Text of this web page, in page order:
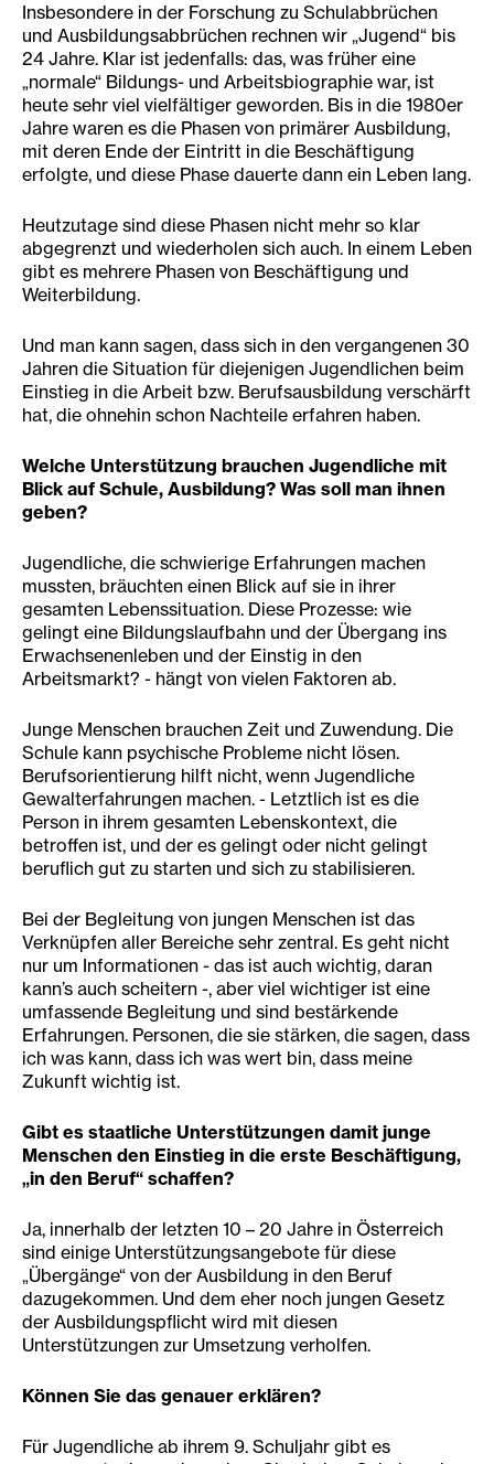
Insbesondere in der Forschung zu Schulabbrüchen
und Ausbildungsabbrüchen rechnen wir „Jugend“ bis
24 Jahre. Klar ist jedenfalls: das, was früher eine
„normale“ Bildungs- und Arbeitsbiographie war, ist
heute sehr viel vielfältiger geworden. Bis in die 1980er
Jahre waren es die Phasen von primärer Ausbildung,
mit deren Ende der Eintritt in die Beschäftigung
erfolgte, und diese Phase dauerte dann ein Leben lang.
Heutzutage sind diese Phasen nicht mehr so klar
abgegrenzt und wiederholen sich auch. In einem Leben
gibt es mehrere Phasen von Beschäftigung und
Weiterbildung.
Und man kann sagen, dass sich in den vergangenen 30
Jahren die Situation für diejenigen Jugendlichen beim
Einstieg in die Arbeit bzw. Berufsausbildung verschärft
hat, die ohnehin schon Nachteile erfahren haben.
Welche Unterstützung brauchen Jugendliche mit
Blick auf Schule, Ausbildung? Was soll man ihnen
geben?
Jugendliche, die schwierige Erfahrungen machen
mussten, bräuchten einen Blick auf sie in ihrer
gesamten Lebenssituation. Diese Prozesse: wie
gelingt eine Bildungslaufbahn und der Übergang ins
Erwachsenenleben und der Einstig in den
Arbeitsmarkt? - hängt von vielen Faktoren ab.
Junge Menschen brauchen Zeit und Zuwendung. Die
Schule kann psychische Probleme nicht lösen.
Berufsorientierung hilft nicht, wenn Jugendliche
Gewalterfahrungen machen. - Letztlich ist es die
Person in ihrem gesamten Lebenskontext, die
betroffen ist, und der es gelingt oder nicht gelingt
beruflich gut zu starten und sich zu stabilisieren.
Bei der Begleitung von jungen Menschen ist das
Verknüpfen aller Bereiche sehr zentral. Es geht nicht
nur um Informationen - das ist auch wichtig, daran
kann’s auch scheitern -, aber viel wichtiger ist eine
umfassende Begleitung und sind bestärkende
Erfahrungen. Personen, die sie stärken, die sagen, dass
ich was kann, dass ich was wert bin, dass meine
Zukunft wichtig ist.
Gibt es staatliche Unterstützungen damit junge
Menschen den Einstieg in die erste Beschäftigung,
„in den Beruf“ schaffen?
Ja, innerhalb der letzten 10 – 20 Jahre in Österreich
sind einige Unterstützungsangebote für diese
„Übergänge“ von der Ausbildung in den Beruf
dazugekommen. Und dem eher noch jungen Gesetz
der Ausbildungspflicht wird mit diesen
Unterstützungen zur Umsetzung verholfen.
Können Sie das genauer erklären?
Für Jugendliche ab ihrem 9. Schuljahr gibt es